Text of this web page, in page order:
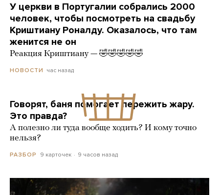
У церкви в Португалии собрались 2000
человек, чтобы посмотреть на свадьбу
Криштиану Роналду. Оказалось, что там
женится не он
Реакция Криштиану — 🤣🤣🤣🤣🤣
НОВОСТИ час назад
Говорят, баня помогает пережить жару.
Это правда?
А полезно ли туда вообще ходить? И кому точно
нельзя?
РАЗБОР 9 карточек 9 часов назад